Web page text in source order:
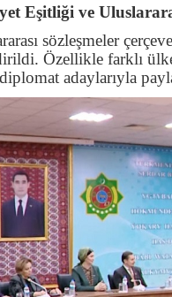
Eşitliği ve
sözleşmeler
Özellikle farklı
adaylarıyla